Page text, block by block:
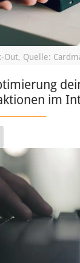
Out, Quelle:
im